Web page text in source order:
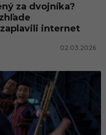
za dvojníka?
internet
02.03.2026